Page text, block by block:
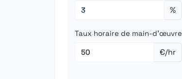
%
Taux horaire de main-d'œuvre
€/hr